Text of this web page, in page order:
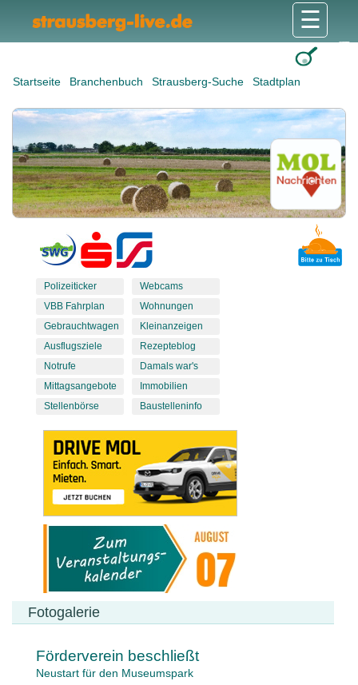
Startseite Branchenbuch Strausberg-Suche Stadtplan
☰
Polizeiticker
VBB Fahrplan
Gebrauchtwagen
Ausflugsziele
Notrufe
Mittagsangebote
Stellenbörse
Webcams
Wohnungen
Kleinanzeigen
Rezepteblog
Damals war's
Immobilien
Baustelleninfo
Fotogalerie
Förderverein beschließt
Neustart für den Museumspark